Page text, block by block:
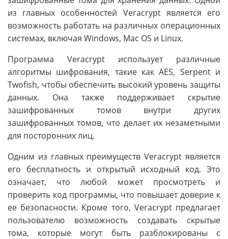
из главных особенностей Veracrypt является его
возможность работать на различных операционных
системах, включая Windows, Mac OS и Linux.
Программа Veracrypt использует различные
алгоритмы шифрования, такие как AES, Serpent и
Twofish, чтобы обеспечить высокий уровень защиты
данных. Она также поддерживает скрытие
зашифрованных томов внутри других
зашифрованных томов, что делает их незаметными
для посторонних лиц.
Одним из главных преимуществ Veracrypt является
его бесплатность и открытый исходный код. Это
означает, что любой может просмотреть и
проверить код программы, что повышает доверие к
ее безопасности. Кроме того, Veracrypt предлагает
пользователю возможность создавать скрытые
тома, которые могут быть разблокированы с